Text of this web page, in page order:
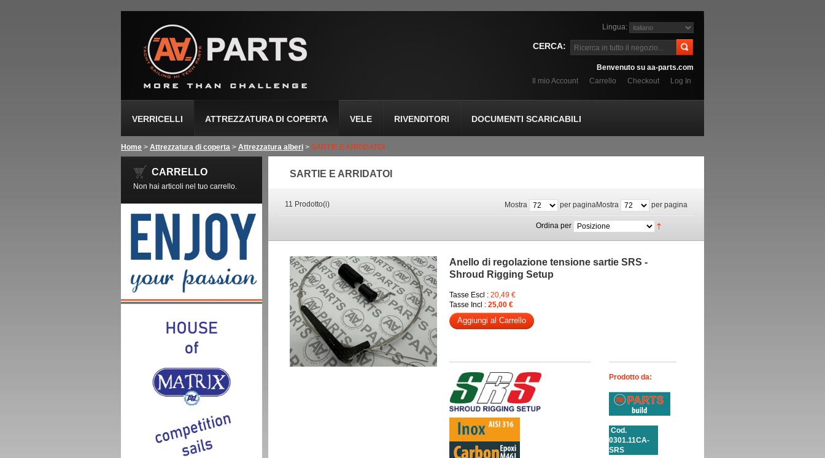
Lingua:
CERCA:
Benvenuto su aa-parts.com
Il mio Account
Carrello Checkout Log In
VERRICELLI ATTREZZATURA DI COPERTA VELE RIVENDITORI DOCUMENTI SCARICABILI
Home > Attrezzatura di coperta > Attrezzatura alberi > SARTIE E ARRIDATOI
SARTIE E ARRIDATOI
11 Prodotto(i) Mostra per pagina
Mostra per pagina
Ordina per
Anello di regolazione tensione sartie SRS -
Shroud Rigging Setup
Tasse Escl : 20,49 €
Tasse Incl : 25,00 €
Aggiungi al Carrello
Prodotto da:
Cod.
0301.11CA-
SRS
CARRELLO
Non hai articoli nel tuo carrello.